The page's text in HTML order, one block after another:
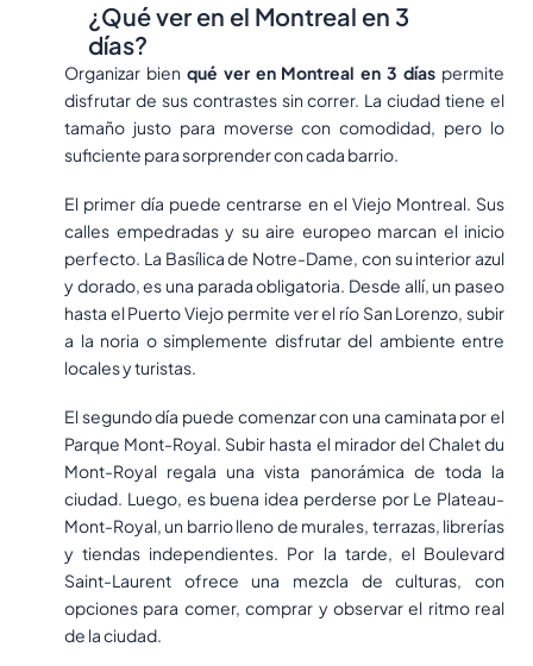
¿Qué ver en el Montreal en 3
días?
Organizar bien qué ver en Montreal en 3 días permite
disfrutar de sus contrastes sin correr. La ciudad tiene el
tamaño justo para moverse con comodidad, pero lo
suficiente para sorprender con cada barrio.
El primer día puede centrarse en el Viejo Montreal. Sus
calles empedradas y su aire europeo marcan el inicio
perfecto. La Basílica de Notre-Dame, con su interior azul
y dorado, es una parada obligatoria. Desde allí, un paseo
hasta el Puerto Viejo permite ver el río San Lorenzo, subir
a la noria o simplemente disfrutar del ambiente entre
locales y turistas.
El segundo día puede comenzar con una caminata por el
Parque Mont-Royal. Subir hasta el mirador del Chalet du
Mont-Royal regala una vista panorámica de toda la
ciudad. Luego, es buena idea perderse por Le Plateau-
Mont-Royal, un barrio lleno de murales, terrazas, librerías
y tiendas independientes. Por la tarde, el Boulevard
Saint-Laurent ofrece una mezcla de culturas, con
opciones para comer, comprar y observar el ritmo real
de la ciudad.